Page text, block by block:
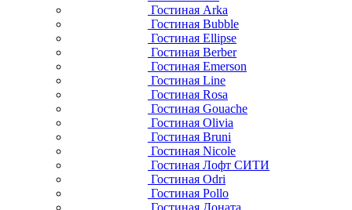
Гостиная Arka
Гостиная Bubble
Гостиная Ellipse
Гостиная Berber
Гостиная Emerson
Гостиная Line
Гостиная Rosa
Гостиная Gouache
Гостиная Olivia
Гостиная Bruni
Гостиная Nicole
Гостиная Лофт СИТИ
Гостиная Odri
Гостиная Pollo
Гостиная Доната